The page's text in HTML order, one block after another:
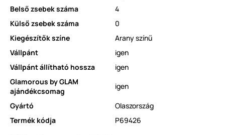
Belső zsebek száma
4
Külső zsebek száma
0
Kiegészítők színe
Arany színű
Vállpánt
igen
Vállpánt állítható hossza
igen
Glamorous by GLAM
ajándékcsomag
igen
Gyártó
Olaszország
Termék kódja
P69426